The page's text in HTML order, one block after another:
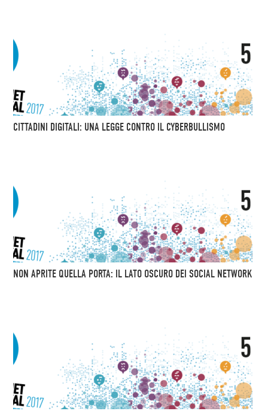
CITTADINI DIGITALI: UNA LEGGE CONTRO IL CYBERBULLISMO
NON APRITE QUELLA PORTA: IL LATO OSCURO DEI SOCIAL NETWORK